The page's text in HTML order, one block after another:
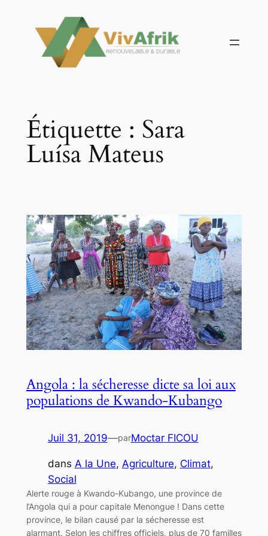
contenu
Étiquette : Sara
Luísa Mateus
Angola : la sécheresse dicte sa loi aux
populations de Kwando-Kubango
Juil 31, 2019—parMoctar FICOU
dans A la Une, Agriculture, Climat
Social
Alerte rouge à Kwando-Kubango, une province de
l’Angola qui a pour capitale Menongue ! Dans cette
province, le bilan causé par la sécheresse est
alarmant. Selon les chiffres officiels, plus de 70 familles